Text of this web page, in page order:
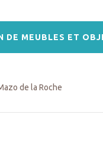
DE MEUBLES ET
de la Roche